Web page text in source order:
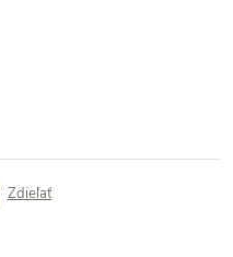
Zdieľať